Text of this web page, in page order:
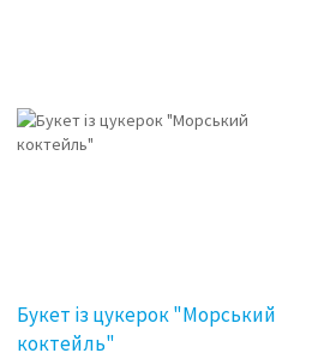
Букет із цукерок "Морський
коктейль"